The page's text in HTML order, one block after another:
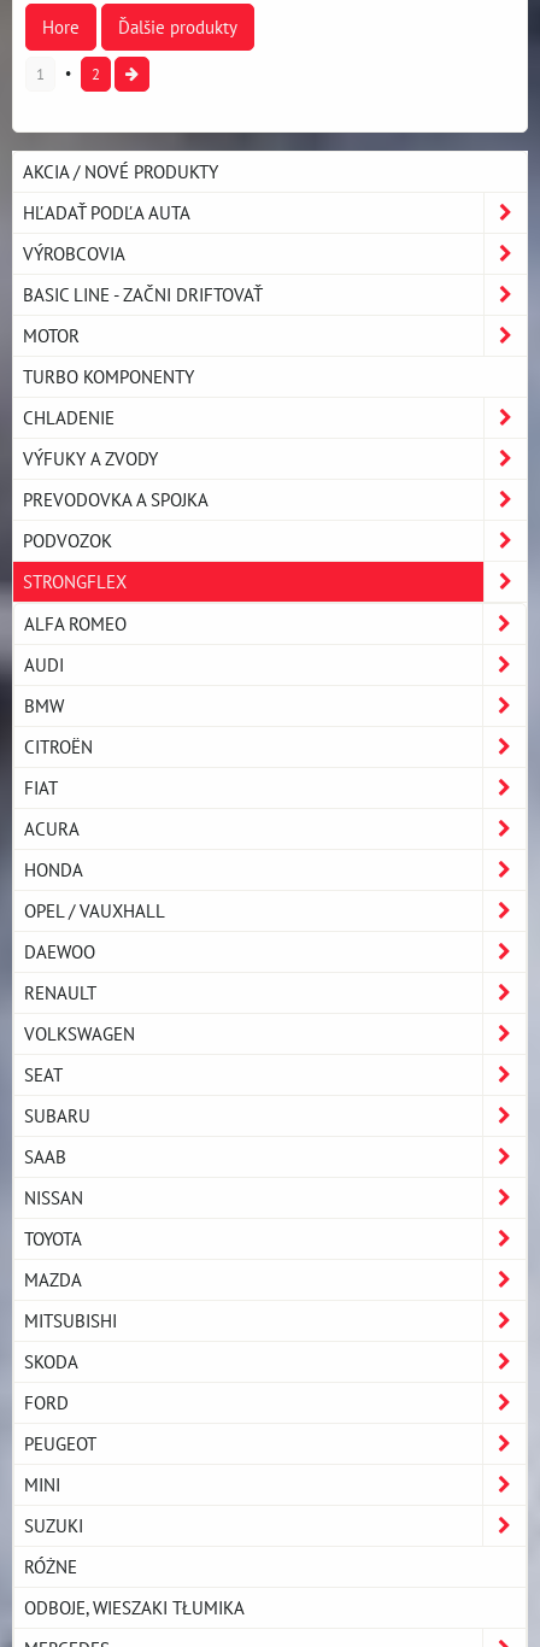
Hore Ďalšie produkty
1 2
AKCIA / NOVÉ PRODUKTY
HĽADAŤ PODĽA AUTA
VÝROBCOVIA
BASIC LINE - ZAČNI DRIFTOVAŤ
MOTOR
TURBO KOMPONENTY
CHLADENIE
VÝFUKY A ZVODY
PREVODOVKA A SPOJKA
PODVOZOK
STRONGFLEX
ALFA ROMEO
AUDI
BMW
CITROËN
FIAT
ACURA
HONDA
OPEL / VAUXHALL
DAEWOO
RENAULT
VOLKSWAGEN
SEAT
SUBARU
SAAB
NISSAN
TOYOTA
MAZDA
MITSUBISHI
SKODA
FORD
PEUGEOT
MINI
SUZUKI
RÓŻNE
ODBOJE, WIESZAKI TŁUMIKA